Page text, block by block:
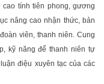
cao tính tiên phong, gương
nâng cao nhận thức, bản
viên, thanh niên. Cung
kỹ năng để thanh niên tự
điệu xuyên tạc của các